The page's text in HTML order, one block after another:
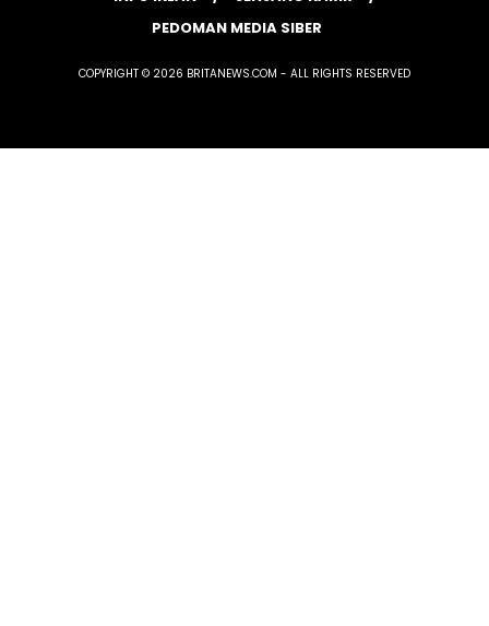
PEDOMAN MEDIA SIBER
COPYRIGHT © 2026 BRITANEWS.COM - ALL RIGHTS RESERVED